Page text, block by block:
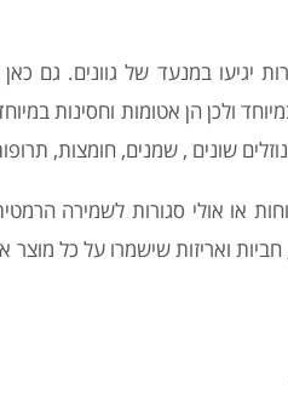
יגיעו במנעד של גוונים. גם
ולכן הן אטומות וחסינות
שונים , שמנים, חומצות,
או אולי סגורות לשמירה